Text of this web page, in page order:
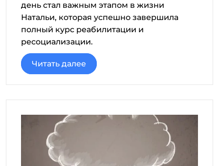
день стал важным этапом в жизни
Натальи, которая успешно завершила
полный курс реабилитации и
ресоциализации.
Читать далее